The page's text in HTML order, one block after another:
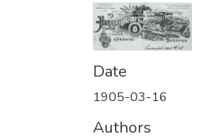
Date
1905-03-16
Authors